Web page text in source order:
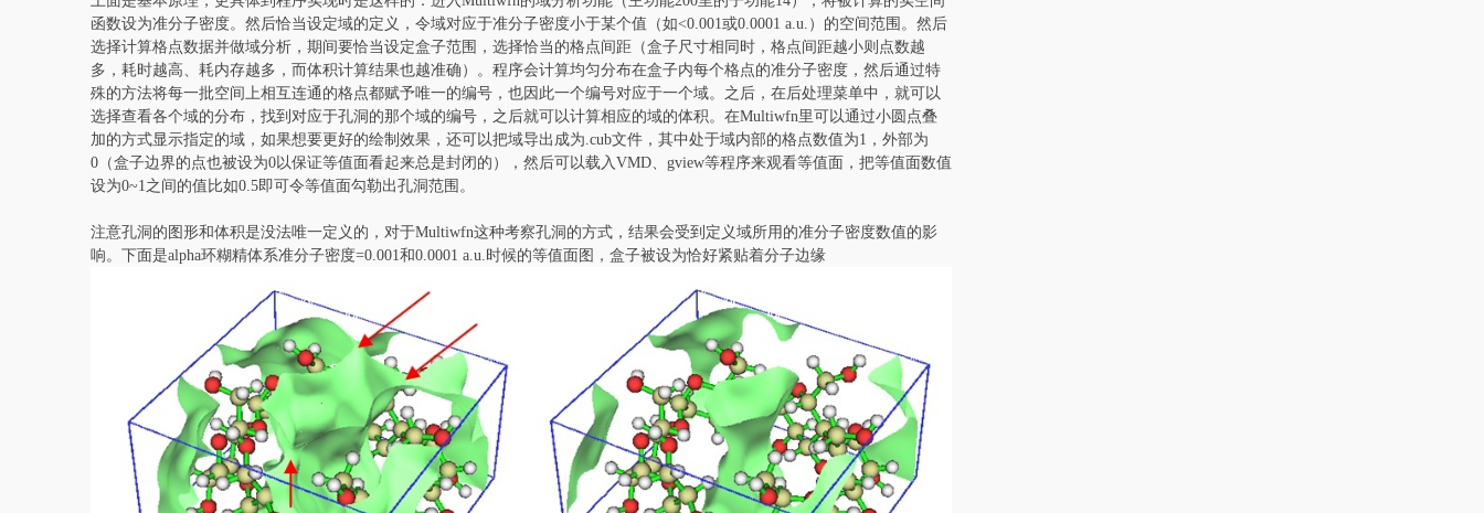
函数设为准分子密度。然后恰当设定域的定义，令域对应于准分子密度小于某个值（如<0.001或0.0001 a.u.）的空间范围。然后
选择计算格点数据并做域分析，期间要恰当设定盒子范围，选择恰当的格点间距（盒子尺寸相同时，格点间距越小则点数越
多，耗时越高、耗内存越多，而体积计算结果也越准确）。程序会计算均匀分布在盒子内每个格点的准分子密度，然后通过特
殊的方法将每一批空间上相互连通的格点都赋予唯一的编号，也因此一个编号对应于一个域。之后，在后处理菜单中，就可以
选择查看各个域的分布，找到对应于孔洞的那个域的编号，之后就可以计算相应的域的体积。在Multiwfn里可以通过小圆点叠
加的方式显示指定的域，如果想要更好的绘制效果，还可以把域导出成为.cub文件，其中处于域内部的格点数值为1，外部为
0（盒子边界的点也被设为0以保证等值面看起来总是封闭的），然后可以载入VMD、gview等程序来观看等值面，把等值面数值
设为0~1之间的值比如0.5即可令等值面勾勒出孔洞范围。
注意孔洞的图形和体积是没法唯一定义的，对于Multiwfn这种考察孔洞的方式，结果会受到定义域所用的准分子密度数值的影
响。下面是alpha环糊精体系准分子密度=0.001和0.0001 a.u.时候的等值面图，盒子被设为恰好紧贴着分子边缘